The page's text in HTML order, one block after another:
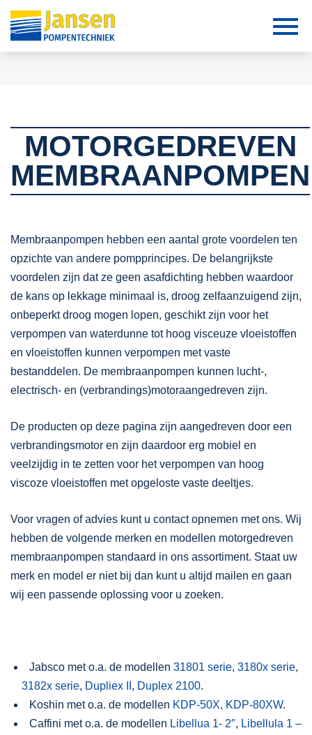
MOTORGEDREVEN
MEMBRAANPOMPEN
Membraanpompen hebben een aantal grote voordelen ten
opzichte van andere pompprincipes. De belangrijkste
voordelen zijn dat ze geen asafdichting hebben waardoor
de kans op lekkage minimaal is, droog zelfaanzuigend zijn,
onbeperkt droog mogen lopen, geschikt zijn voor het
verpompen van waterdunne tot hoog visceuze vloeistoffen
en vloeistoffen kunnen verpompen met vaste
bestanddelen. De membraanpompen kunnen lucht-,
electrisch- en (verbrandings)motoraangedreven zijn.
De producten op deze pagina zijn aangedreven door een
verbrandingsmotor en zijn daardoor erg mobiel en
veelzijdig in te zetten voor het verpompen van hoog
viscoze vloeistoffen met opgeloste vaste deeltjes.
Voor vragen of advies kunt u contact opnemen met ons. Wij
hebben de volgende merken en modellen motorgedreven
membraanpompen standaard in ons assortiment. Staat uw
merk en model er niet bij dan kunt u altijd mailen en gaan
wij een passende oplossing voor u zoeken.
Jabsco met o.a. de modellen 31801 serie, 3180x serie,
3182x serie, Dupliex II , Duplex 2100.
Koshin met o.a. de modellen KDP-50X, KDP-80XW.
Caffini met o.a. de modellen Libellua 1- 2″, Libellula 1 –